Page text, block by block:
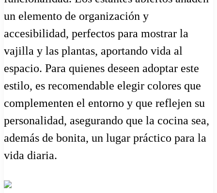
un elemento de organización y
accesibilidad, perfectos para mostrar la
vajilla y las plantas, aportando vida al
espacio. Para quienes deseen adoptar este
estilo, es recomendable elegir colores que
complementen el entorno y que reflejen su
personalidad, asegurando que la cocina sea,
además de bonita, un lugar práctico para la
vida diaria.